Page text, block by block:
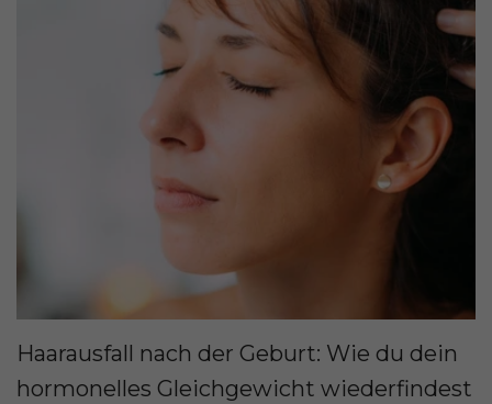
Haarausfall nach der Geburt: Wie du dein
hormonelles Gleichgewicht wiederfindest